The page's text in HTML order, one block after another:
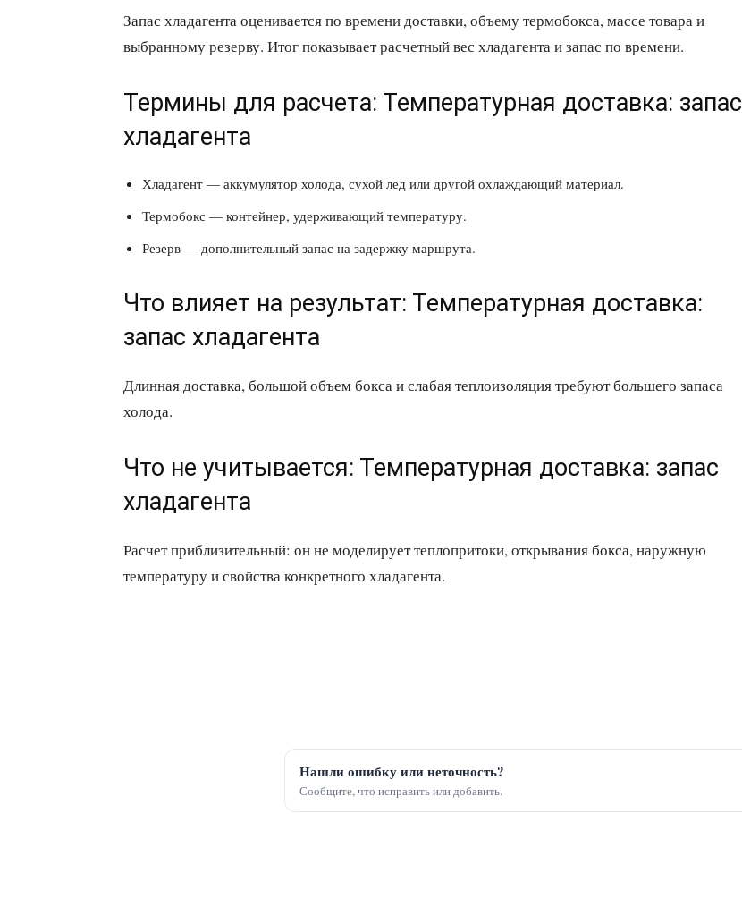
Запас хладагента оценивается по времени доставки, объему термобокса, массе товара и
выбранному резерву. Итог показывает расчетный вес хладагента и запас по времени.
Термины для расчета: Температурная доставка: запас
хладагента
Хладагент — аккумулятор холода, сухой лед или другой охлаждающий материал.
Термобокс — контейнер, удерживающий температуру.
Резерв — дополнительный запас на задержку маршрута.
Что влияет на результат: Температурная доставка:
запас хладагента
Длинная доставка, большой объем бокса и слабая теплоизоляция требуют большего запаса
холода.
Что не учитывается: Температурная доставка: запас
хладагента
Расчет приблизительный: он не моделирует теплопритоки, открывания бокса, наружную
температуру и свойства конкретного хладагента.
Нашли ошибку или неточность?
Сообщите, что исправить или добавить.